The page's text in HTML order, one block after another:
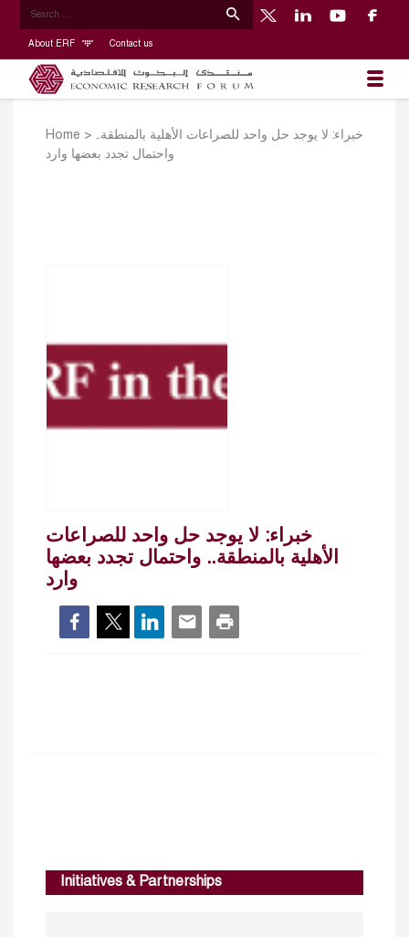
About ERF Contact us
Home > خبراء: لا يوجد حل واحد للصراعات الأهلية بالمنطقة..
واحتمال تجدد بعضها وارد
خبراء: لا يوجد حل واحد للصراعات
الأهلية بالمنطقة.. واحتمال تجدد بعضها
وارد
Initiatives & Partnerships